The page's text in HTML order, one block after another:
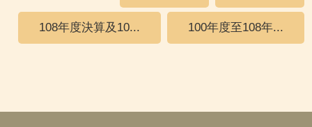
108年度決算及10... 100年度至108年...